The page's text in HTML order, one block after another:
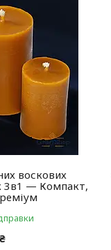
воскових
3в1 — Компакт,